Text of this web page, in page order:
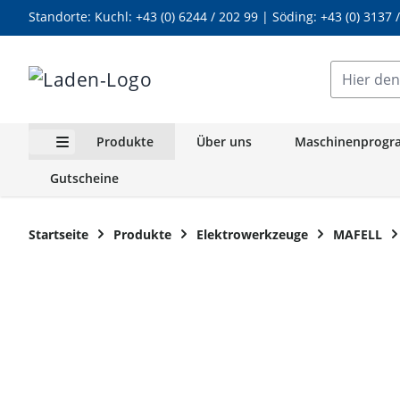
Standorte: Kuchl: +43 (0) 6244 / 202 99 | Söding: +43 (0) 3137
Hier den
Produkte Über uns
Gutscheine
Startseite Produkte Elektrowerkzeuge MAFELL